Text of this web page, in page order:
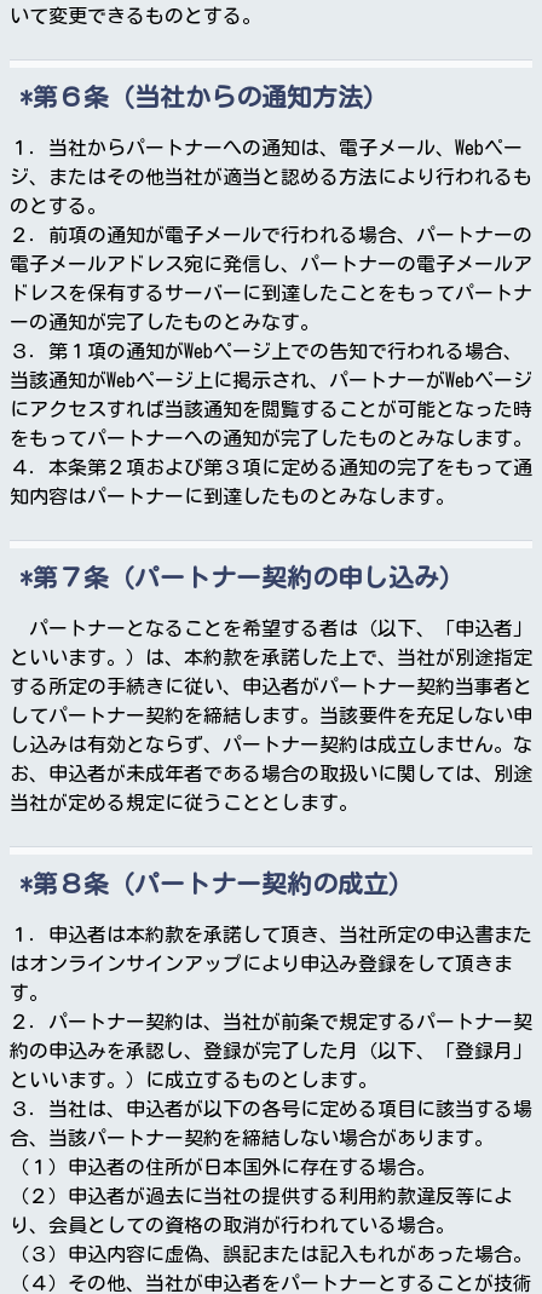
いて変更できるものとする。
第６条（当社からの通知方法）
１．当社からパートナーへの通知は、電子メール、Webペー
ジ、またはその他当社が適当と認める方法により行われるも
のとする。
２．前項の通知が電子メールで行われる場合、パートナーの
電子メールアドレス宛に発信し、パートナーの電子メールア
ドレスを保有するサーバーに到達したことをもってパートナ
ーの通知が完了したものとみなす。
３．第１項の通知がWebページ上での告知で行われる場合、
当該通知がWebページ上に掲示され、パートナーがWebページ
にアクセスすれば当該通知を閲覧することが可能となった時
をもってパートナーへの通知が完了したものとみなします。
４．本条第２項および第３項に定める通知の完了をもって通
知内容はパートナーに到達したものとみなします。
第７条（パートナー契約の申し込み）
パートナーとなることを希望する者は（以下、「申込者」
といいます。）は、本約款を承諾した上で、当社が別途指定
する所定の手続きに従い、申込者がパートナー契約当事者と
してパートナー契約を締結します。当該要件を充足しない申
し込みは有効とならず、パートナー契約は成立しません。な
お、申込者が未成年者である場合の取扱いに関しては、別途
当社が定める規定に従うこととします。
第８条（パートナー契約の成立）
１．申込者は本約款を承諾して頂き、当社所定の申込書また
はオンラインサインアップにより申込み登録をして頂きま
す。
２．パートナー契約は、当社が前条で規定するパートナー契
約の申込みを承認し、登録が完了した月（以下、「登録月」
といいます。）に成立するものとします。
３．当社は、申込者が以下の各号に定める項目に該当する場
合、当該パートナー契約を締結しない場合があります。
（１）申込者の住所が日本国外に存在する場合。
（２）申込者が過去に当社の提供する利用約款違反等によ
り、会員としての資格の取消が行われている場合。
（３）申込内容に虚偽、誤記または記入もれがあった場合。
（４）その他、当社が申込者をパートナーとすることが技術